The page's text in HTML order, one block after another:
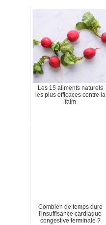
Les 15 aliments naturels
les plus efficaces contre la
faim
Combien de temps dure
l'insuffisance cardiaque
congestive terminale ?